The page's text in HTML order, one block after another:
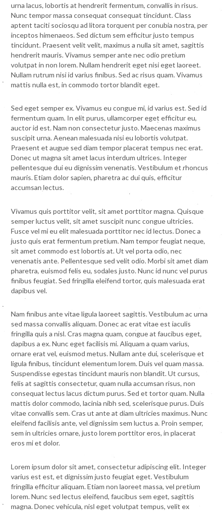
urna lacus, lobortis at hendrerit fermentum, convallis in risus.
Nunc tempor massa consequat consequat tincidunt. Class
aptent taciti sociosqu ad litora torquent per conubia nostra, per
inceptos himenaeos. Sed dictum sem efficitur justo tempus
tincidunt. Praesent velit velit, maximus a nulla sit amet, sagittis
hendrerit mauris. Vivamus semper ante nec odio pretium
volutpat in non lorem. Nullam hendrerit eget nisi eget laoreet.
Nullam rutrum nisi id varius finibus. Sed ac risus quam. Vivamus
mattis nulla est, in commodo tortor blandit eget.
Sed eget semper ex. Vivamus eu congue mi, id varius est. Sed id
fermentum quam. In elit purus, ullamcorper eget efficitur eu,
auctor id est. Nam non consectetur justo. Maecenas maximus
suscipit urna. Aenean malesuada nisi eu lobortis volutpat.
Praesent et augue sed diam tempor placerat tempus nec erat.
Donec ut magna sit amet lacus interdum ultrices. Integer
pellentesque dui eu dignissim venenatis. Vestibulum et rhoncus
mauris. Etiam dolor sapien, pharetra ac dui quis, efficitur
accumsan lectus.
Vivamus quis porttitor velit, sit amet porttitor magna. Quisque
semper luctus velit, sit amet suscipit nunc congue ultricies.
Fusce vel mi eu elit malesuada porttitor nec id lectus. Donec a
justo quis erat fermentum pretium. Nam tempor feugiat neque,
sit amet commodo est lobortis at. Ut vel porta odio, nec
venenatis ante. Pellentesque sed velit odio. Morbi sit amet diam
pharetra, euismod felis eu, sodales justo. Nunc id nunc vel purus
finibus feugiat. Sed fringilla eleifend tortor, quis malesuada erat
dapibus vel.
Nam finibus ante vitae ligula laoreet sagittis. Vestibulum ac urna
sed massa convallis aliquam. Donec ac erat vitae est iaculis
fringilla quis a nisl. Cras magna quam, congue at faucibus eget,
dapibus a ex. Nunc eget facilisis mi. Aliquam a quam varius,
ornare erat vel, euismod metus. Nullam ante dui, scelerisque et
ligula finibus, tincidunt elementum lorem. Duis vel quam massa.
Suspendisse egestas tincidunt mauris non blandit. Ut cursus,
felis at sagittis consectetur, quam nulla accumsan risus, non
consequat lectus lacus dictum purus. Sed et tortor quam. Nulla
mattis dolor commodo, lacinia nibh sed, scelerisque purus. Duis
vitae convallis sem. Cras ut ante at diam ultricies maximus. Nunc
eleifend facilisis ante, vel dignissim sem luctus a. Proin semper,
sem in ultricies ornare, justo lorem porttitor eros, in placerat
eros mi et dolor.
Lorem ipsum dolor sit amet, consectetur adipiscing elit. Integer
varius est est, et dignissim justo feugiat eget. Vestibulum
fringilla efficitur aliquam. Etiam non laoreet massa, vel pretium
lorem. Nunc sed lectus eleifend, faucibus sem eget, sagittis
magna. Donec vehicula, nisl eget volutpat tempus, velit ex